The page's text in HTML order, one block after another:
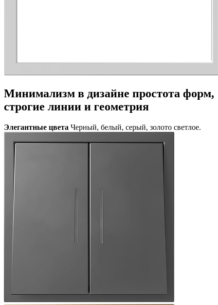
Минимализм в дизайне простота форм,
строгие линии и геометрия
Элегантные цвета Черный, белый, серый, золото светлое.